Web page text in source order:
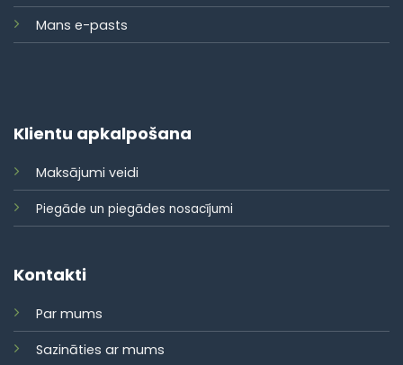
Mans e-pasts
Klientu apkalpošana
Maksājumi veidi
Piegāde un piegādes nosacījumi
Kontakti
Par mums
Sazināties ar mums